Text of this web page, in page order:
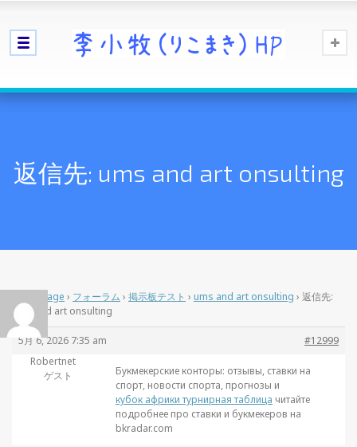
返信先: ums and art onsulting
Home Page › フォーラム › 掲示板テスト › ums and art onsulting › 返信先:
ums and art onsulting
5月 6, 2026 7:35 am
#12999
Robertnet
ゲスト
Букмекерские конторы: отзывы, ставки на
спорт, новости спорта, прогнозы и
кубок африки турнирная таблица читайте
подробнее про ставки и букмекеров на
bkradar.com